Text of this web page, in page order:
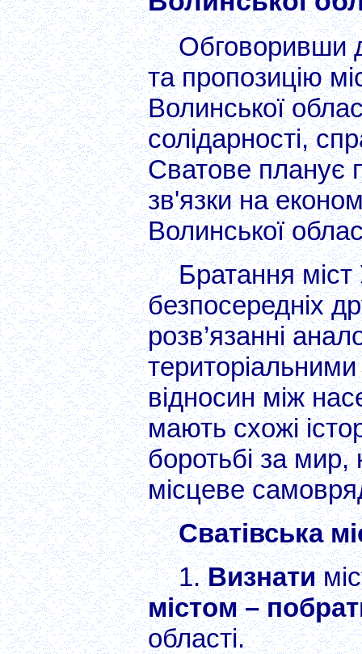
Обговоривши
та пропозицію
Волинської
солідарності,
Сватове планує
зв'язки на
Волинської
Братання міст
безпосередніх
розв’язанні
відносин між
мають схожі
боротьбі за мир,
місцеве
Сватівська
1.Визнати
містом –
області.